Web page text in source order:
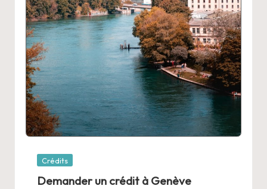
Posted
Crédits
Demander un crédit à Genève